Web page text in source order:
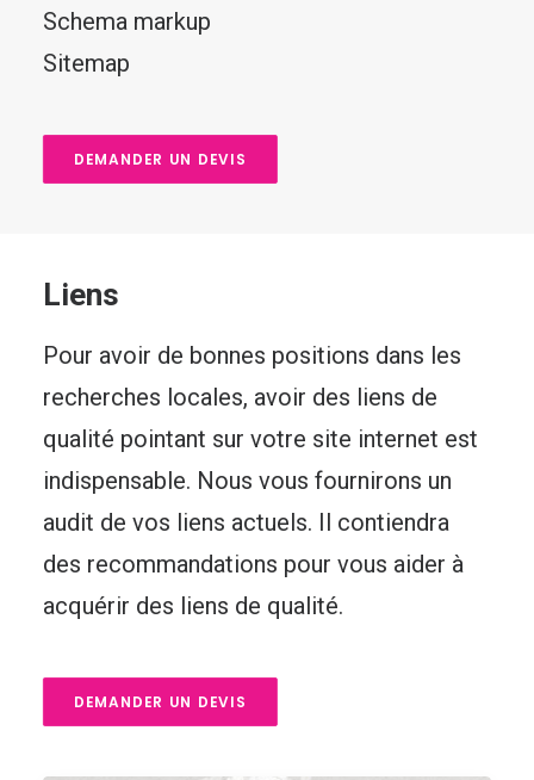
Schema markup
Sitemap
DEMANDER UN DEVIS
Liens
Pour avoir de bonnes positions dans les
recherches locales, avoir des liens de
qualité pointant sur votre site internet est
indispensable. Nous vous fournirons un
audit de vos liens actuels. Il contiendra
des recommandations pour vous aider à
acquérir des liens de qualité.
DEMANDER UN DEVIS